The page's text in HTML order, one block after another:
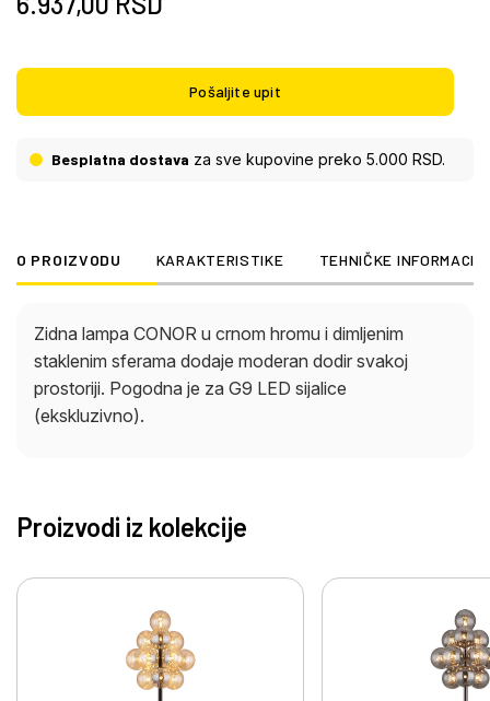
Pošaljite upit
Besplatna dostava za sve kupovine preko 5.000 RSD.
O PROIZVODU KARAKTERISTIKE TEHNIČKE
Zidna lampa CONOR u crnom hromu i dimljenim
staklenim sferama dodaje moderan dodir svakoj
prostoriji. Pogodna je za G9 LED sijalice
(ekskluzivno).
Proizvodi iz kolekcije